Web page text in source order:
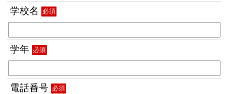
学校名 必須
学年 必須
電話番号 必須